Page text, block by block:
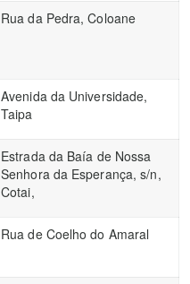
Rua da Pedra, Coloane
Avenida da Universidade,
Taipa
Estrada da Baía de Nossa
Senhora da Esperança, s/n,
Cotai,
Rua de Coelho do Amaral